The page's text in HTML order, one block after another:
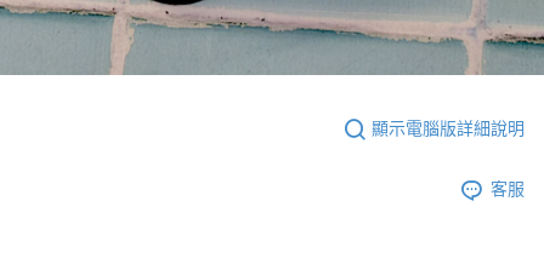
顯示電腦版詳細說明
客服